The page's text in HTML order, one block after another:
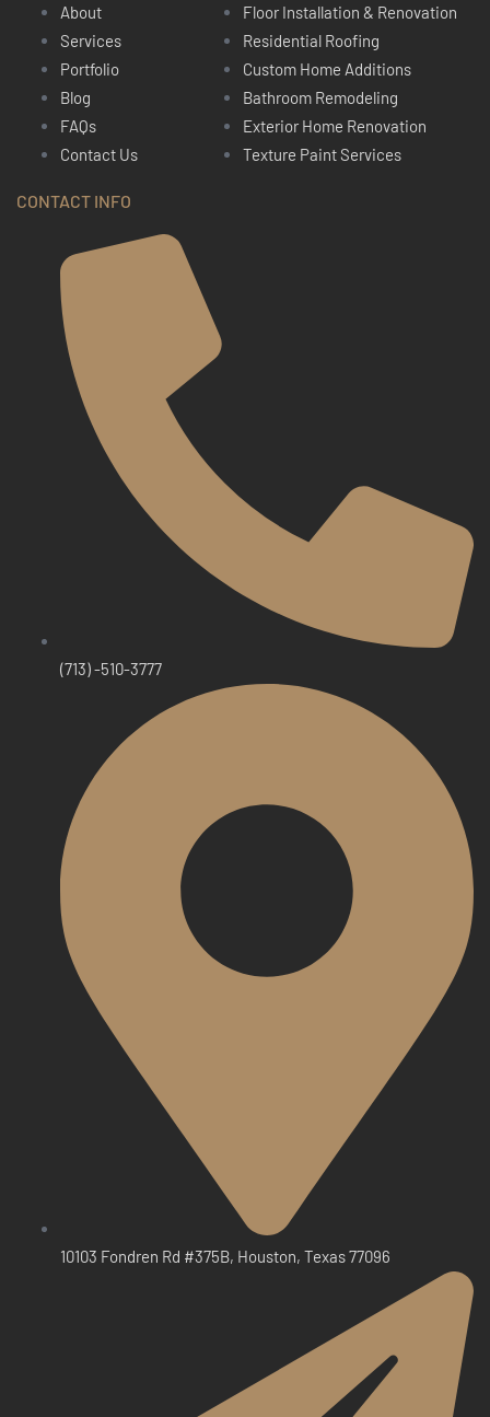
About
Services
Portfolio
Blog
FAQs
Contact Us
Floor Installation & Renovation
Residential Roofing
Custom Home Additions
Bathroom Remodeling
Exterior Home Renovation
Texture Paint Services
CONTACT INFO
(713) -510-3777
10103 Fondren Rd #375B, Houston, Texas 77096